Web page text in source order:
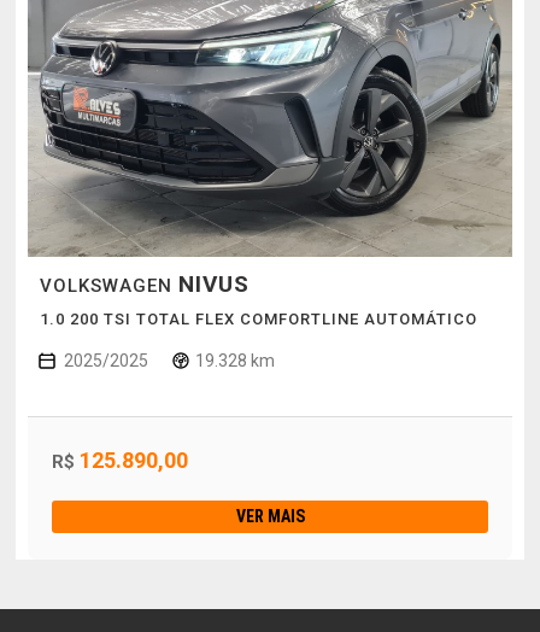
VOLKSWAGEN NIVUS
1.0 200 TSI TOTAL FLEX COMFORTLINE AUTOMÁTICO
2025/2025 19.328 km
R$ 125.890,00
VER MAIS